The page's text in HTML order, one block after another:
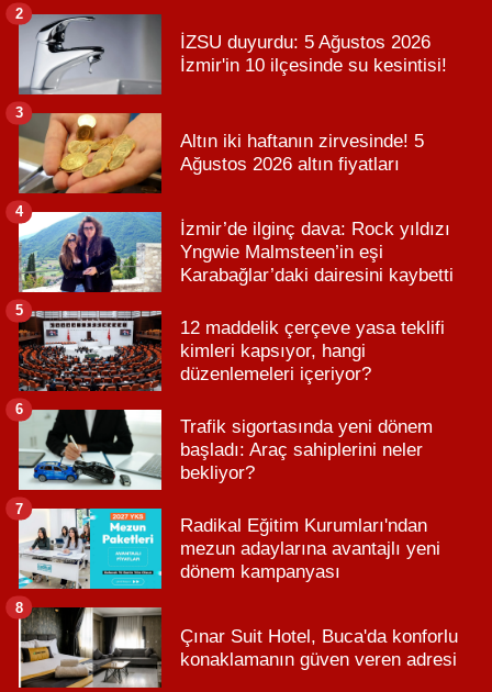
İZSU duyurdu: 5 Ağustos 2026
İzmir'in 10 ilçesinde su kesintisi!
2
Altın iki haftanın zirvesinde! 5
Ağustos 2026 altın fiyatları
3
İzmir’de ilginç dava: Rock yıldızı
Yngwie Malmsteen’in eşi
Karabağlar’daki dairesini kaybetti
4
12 maddelik çerçeve yasa teklifi
kimleri kapsıyor, hangi
düzenlemeleri içeriyor?
5
Trafik sigortasında yeni dönem
başladı: Araç sahiplerini neler
bekliyor?
6
Radikal Eğitim Kurumları'ndan
mezun adaylarına avantajlı yeni
dönem kampanyası
7
Çınar Suit Hotel, Buca'da konforlu
konaklamanın güven veren adresi
8